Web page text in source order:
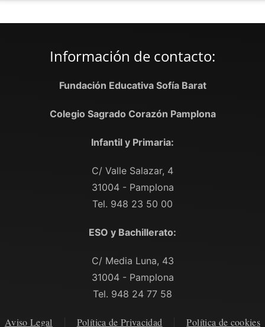
Información de contacto:
Fundación Educativa Sofía Barat
Colegio Sagrado Corazón Pamplona
Infantil y Primaria:
C/ Valle Salazar, 4
31004 - Pamplona
Tel. 948 23 50 00
ESO y Bachillerato:
C/ Media Luna, 43
31004 - Pamplona
Tel. 948 24 77 58
Aviso Legal Política de Privacidad Política de cookies